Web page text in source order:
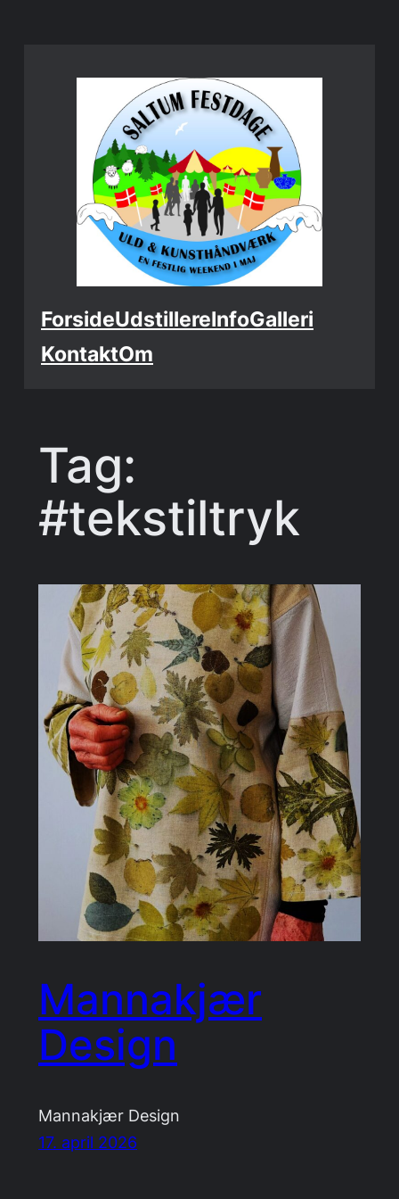
ForsideUdstillereInfoGalleri
KontaktOm
Tag:
#tekstiltryk
Mannakjær
Design
Mannakjær Design
17. april 2026